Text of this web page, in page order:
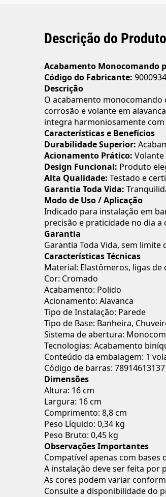
Descrição do Produto
Acabamento Monocomando
Código do Fabricante:
Descrição
O acabamento monocomando
corrosão e volante em
integra harmoniosamente
Características e Benefícios
Durabilidade Superior:
Acionamento Prático:
Design Funcional: Produto
Alta Qualidade: Testado e
Garantia Toda Vida:
Modo de Uso / Aplicação
Indicado para instalação em
precisão e praticidade no dia a
Garantia
Garantia Toda Vida, sem
Características Técnicas
Material: Elastômeros, ligas
Cor: Cromado
Acabamento: Polido
Acionamento: Alavanca
Tipo de Instalação: Parede
Tipo de Base: Banheira,
Sistema de abertura:
Tecnologias: Acabamento
Conteúdo da embalagem: 1
Código de barras:
Dimensões
Altura: 16 cm
Largura: 16 cm
Comprimento: 8,8 cm
Peso Líquido: 0,34 kg
Peso Bruto: 0,45 kg
Observações Importantes
Compatível apenas com
A instalação deve ser feita
As cores podem variar
Consulte a disponibilidade do